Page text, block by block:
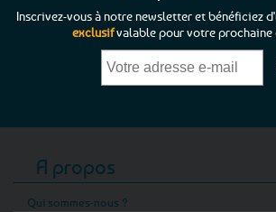
Inscrivez-vous à notre newsletter et bénéficiez
exclusifvalable pour votre prochaine
A propos
Qui sommes-nous ?